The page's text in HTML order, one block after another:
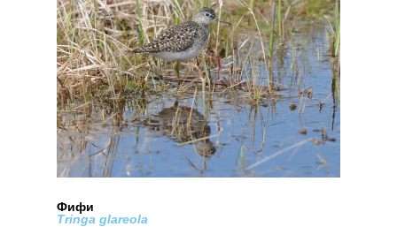
Фифи
Tringa glareola